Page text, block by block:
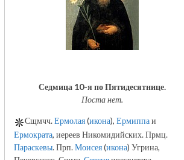
Седмица 10-я по Пятидесятнице.
Поста нет.
Сщмчч.Ермолая(икона), Ермиппаи
Ермократа, иереев Никомидийских. Прмц.
Параскевы. Прп.Моисея(икона) Угрина,